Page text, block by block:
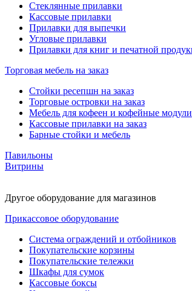
Стеклянные прилавки
Кассовые прилавки
Прилавки для выпечки
Угловые прилавки
Прилавки для книг и печатной
Торговая мебель на заказ
Стойки ресепшн на заказ
Торговые островки на заказ
Мебель для кофеен и кофейные модули
Кассовые прилавки на заказ
Барные стойки и мебель
Павильоны
Витрины
Другое оборудование для магазинов
Прикассовое оборудование
Система ограждений и отбойников
Покупательские корзины
Покупательские тележки
Шкафы для сумок
Кассовые боксы